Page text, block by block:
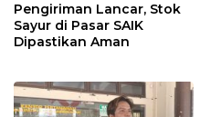
Pengiriman Lancar, Stok
Sayur di Pasar SAIK
Dipastikan Aman